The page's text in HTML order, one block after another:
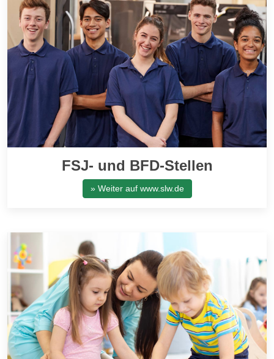
FSJ- und BFD-Stellen
» Weiter auf www.slw.de